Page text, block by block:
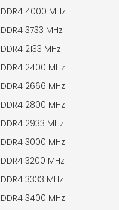
DDR4 4000 MHz
DDR4 3733 MHz
DDR4 2133 MHz
DDR4 2400 MHz
DDR4 2666 MHz
DDR4 2800 MHz
DDR4 2933 MHz
DDR4 3000 MHz
DDR4 3200 MHz
DDR4 3333 MHz
DDR4 3400 MHz